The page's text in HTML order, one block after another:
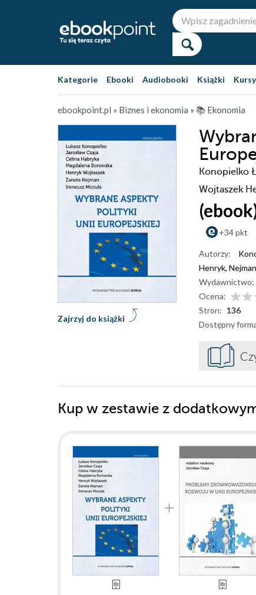
Kategorie Ebooki Audiobooki Książki
ebookpoint.pl » Biznes i ekonomia » 📚 Ekonomia
Konopielko
Wojtaszek
+34 pkt
Zajrzyj do książki
Autorzy:
Henryk,
Wydawnictwo:
Ocena:
Stron: 136
Dostępny
Kup w zestawie z